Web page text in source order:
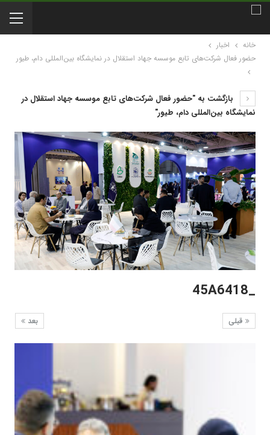
خانه
اخبار
حضور فعال شرکت‌های تابع موسسه جهاد استقلال در نمایشگاه‌ بین‌المللی دام، طیور
بازگشت به "حضور فعال شرکت‌های تابع موسسه جهاد استقلال در
نمایشگاه‌ بین‌المللی دام، طیور"
_45A6418
بعد قبلی